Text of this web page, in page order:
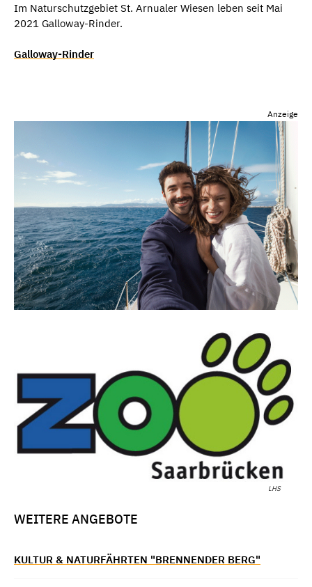
Im Naturschutzgebiet St. Arnualer Wiesen leben seit Mai
2021 Galloway-Rinder.
Galloway-Rinder
Anzeige
LHS
WEITERE ANGEBOTE
KULTUR & NATURFÄHRTEN "BRENNENDER BERG"